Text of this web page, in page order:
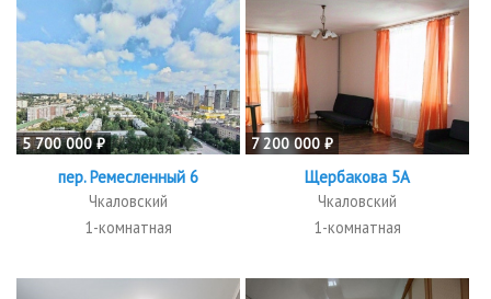
5 700 000 ₽
пер. Ремесленный 6
Чкаловский
1-комнатная
7 200 000 ₽
Щербакова 5А
Чкаловский
1-комнатная